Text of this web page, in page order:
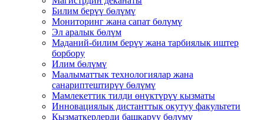
Билим берүү бөлүмү
Мониторинг жана сапат бөлүмү
Эл аралык бөлүм
Маданий-билим берүү жана тарбиялык иштер
борбору
Илим бөлүмү
Маалыматтык технологиялар жана
санариптештирүү бөлүмү
Мамлекеттик тилди өнүктүрүү кызматы
Инновациялык дистанттык окутуу факультети
Кызматкерлерди башкаруу бөлүмү